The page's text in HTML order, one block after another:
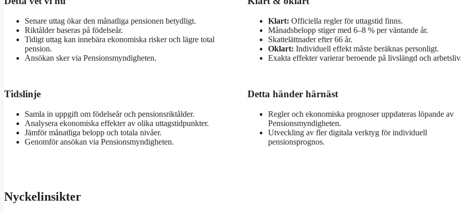
Senare uttag ökar den månatliga pensionen betydligt.
Riktålder baseras på födelseår.
Tidigt uttag kan innebära ekonomiska risker och lägre total
pension.
Ansökan sker via Pensionsmyndigheten.
Klart: Officiella regler för uttagstid finns.
Månadsbelopp stiger med 6–8 % per väntande år.
Skattelättnader efter 66 år.
Oklart: Individuell effekt måste beräknas personligt.
Exakta effekter varierar beroende på livslängd och
Tidslinje
Samla in uppgift om födelseår och pensionsriktålder.
Analysera ekonomiska effekter av olika uttagstidpunkter.
Jämför månatliga belopp och totala nivåer.
Genomför ansökan via Pensionsmyndigheten.
Detta händer härnäst
Regler och ekonomiska prognoser uppdateras löpande av
Pensionsmyndigheten.
Utveckling av fler digitala verktyg för individuell
pensionsprognos.
Nyckelinsikter